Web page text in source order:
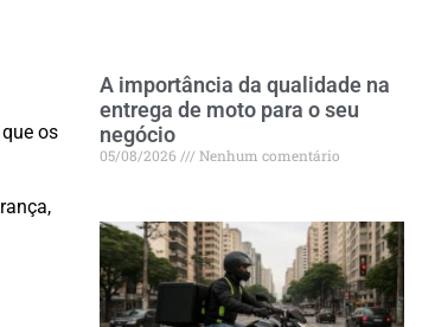
os
A importância da qualidade na
entrega de moto para o seu
negócio
05/08/2026 Nenhum comentário